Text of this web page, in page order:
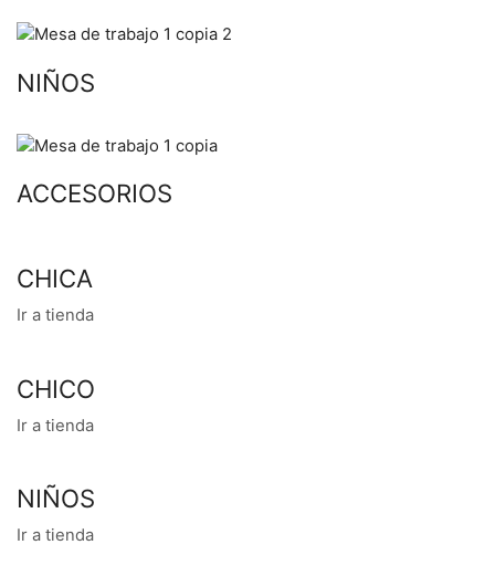
NIÑOS
ACCESORIOS
CHICA
Ir a tienda
CHICO
Ir a tienda
NIÑOS
Ir a tienda